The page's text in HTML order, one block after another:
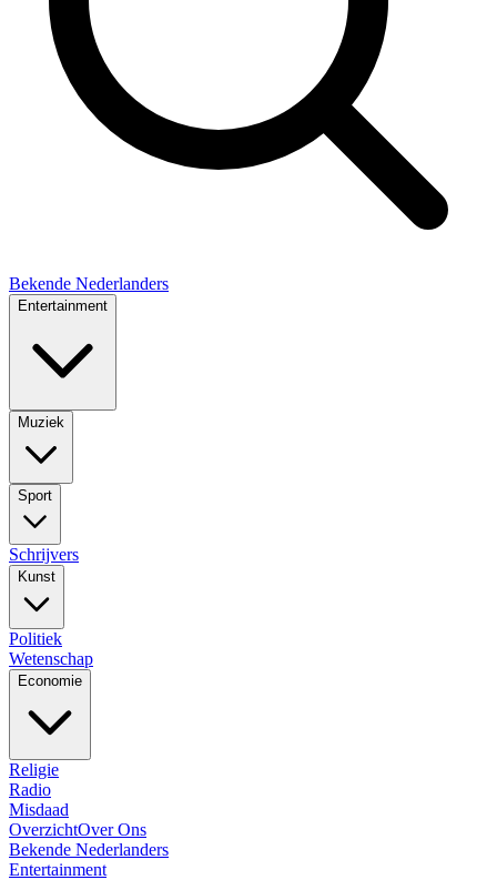
Bekende Nederlanders
Entertainment
Muziek
Sport
Schrijvers
Kunst
Politiek
Wetenschap
Economie
Religie
Radio
Misdaad
OverzichtOver Ons
Bekende Nederlanders
Entertainment